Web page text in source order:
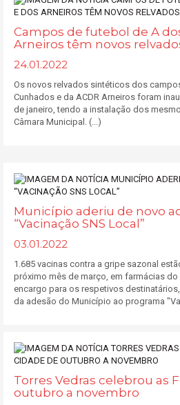
Campos de futebol de A
Arneiros têm novos
24.01.2022
Os novos relvados sintéticos dos
Cunhados e da ACDR Arneiros foram
de janeiro, tendo a instalação dos
Câmara Municipal. (...)
Município aderiu de novo
“Vacinação SNS Local”
03.01.2022
1.685 vacinas contra a gripe sazonal
próximo mês de março, em farmácias
encargo para os respetivos
da adesão do Município ao programa
Torres Vedras celebrou as
outubro a novembro